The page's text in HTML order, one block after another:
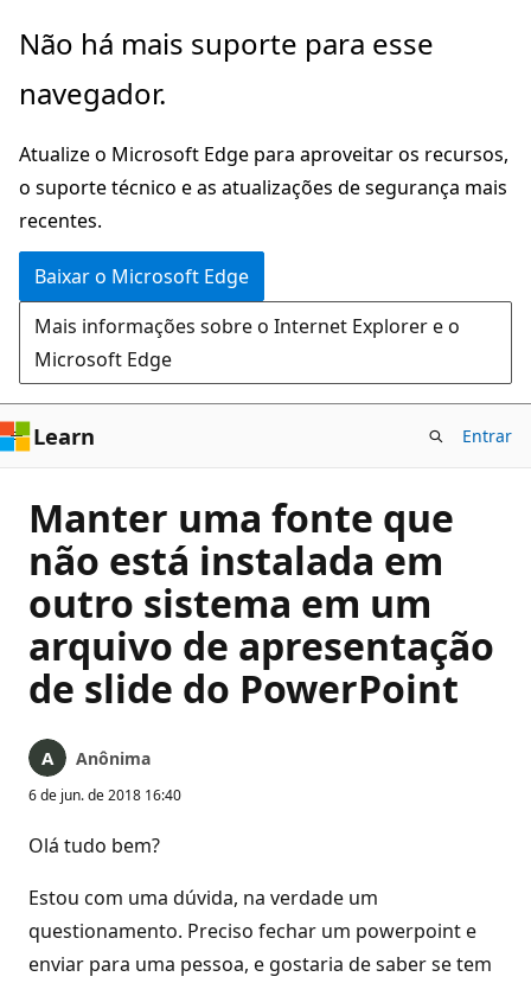
Pular
o
principal
Não há mais suporte para esse
navegador.
Atualize o Microsoft Edge para aproveitar os recursos,
o suporte técnico e as atualizações de segurança mais
recentes.
Baixar o Microsoft Edge
Mais informações sobre o Internet Explorer e o
Microsoft Edge
Learn Entrar
Manter uma fonte que
não está instalada em
outro sistema em um
arquivo de apresentação
de slide do PowerPoint
Anônima
6 de jun. de 2018 16:40
Olá tudo bem?
Estou com uma dúvida, na verdade um
questionamento. Preciso fechar um powerpoint e
enviar para uma pessoa, e gostaria de saber se tem